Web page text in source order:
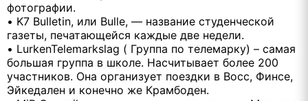
фотографии.
• K7 Bulletin, или Bulle, — название студенческой
газеты, печатающейся каждые две недели.
• LurkenTelemarkslag ( Группа по телемарку) – самая
большая группа в школе. Насчитывает более 200
участников. Она организует поездки в Восс, Финсе,
Эйкедален и конечно же Крамбоден.